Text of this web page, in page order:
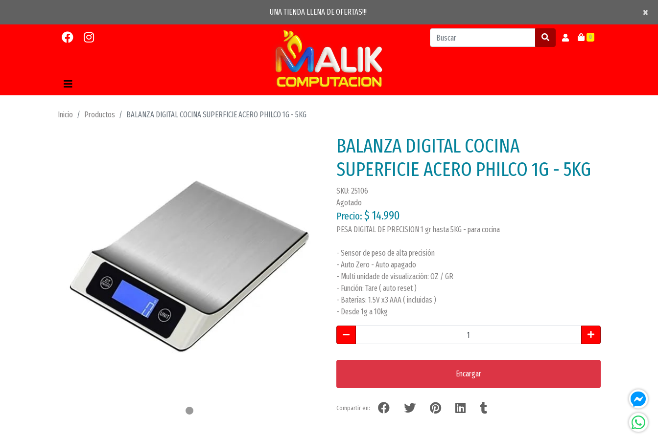
UNA TIENDA LLENA DE OFERTAS!!! ×
×
0
Inicio Productos BALANZA DIGITAL COCINA SUPERFICIE ACERO PHILCO 1G - 5KG
BALANZA DIGITAL COCINA
SUPERFICIE ACERO PHILCO 1G - 5KG
SKU: 25106
Agotado
Precio: $ 14.990
PESA DIGITAL DE PRECISION 1 gr hasta 5KG - para cocina
- Sensor de peso de alta precisión
- Auto Zero - Auto apagado
- Multi unidade de visualización: OZ / GR
- Función: Tare ( auto reset )
- Baterías: 1.5V x3 AAA ( incluidas )
- Desde 1g a 10kg
Encargar
Compartir en: